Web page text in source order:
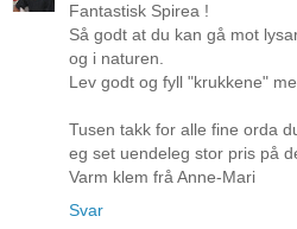
Fantastisk Spirea !
Så godt at du kan gå mot
og i naturen.
Lev godt og fyll "krukkene"
Tusen takk for alle fine orda
eg set uendeleg stor pris på
Varm klem frå Anne-Mari
Svar